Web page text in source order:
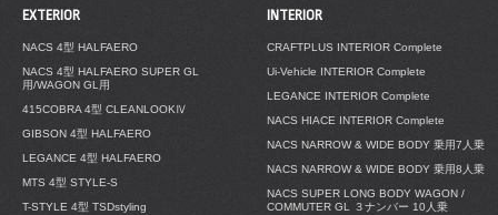
EXTERIOR
NACS 4型 HALFAERO
NACS 4型 HALFAERO SUPER GL
用/WAGON GL用
415COBRA 4型 CLEANLOOKⅣ
GIBSON 4型 HALFAERO
LEGANCE 4型 HALFAERO
MTS 4型 STYLE-S
T-STYLE 4型 TSDstyling
INTERIOR
CRAFTPLUS INTERIOR Complete
Ui-Vehicle INTERIOR Complete
LEGANCE INTERIOR Complete
NACS HIACE INTERIOR Complete
NACS NARROW & WIDE BODY 乗用7人乗
NACS NARROW & WIDE BODY 乗用8人乗
NACS SUPER LONG BODY WAGON /
COMMUTER GL ３ナンバー 10人乗